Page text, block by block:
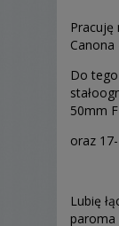
Pracuję
Canona
Do
50mm
oraz
Lubię
paroma